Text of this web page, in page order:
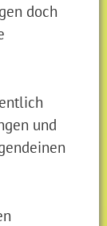
doch
und